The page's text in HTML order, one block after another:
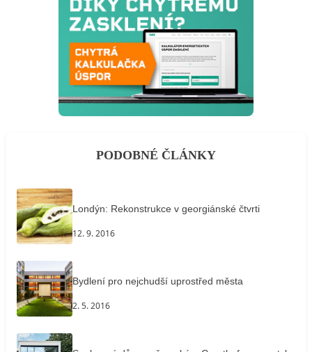
PODOBNÉ ČLÁNKY
Londýn: Rekonstrukce v georgiánské čtvrti
12. 9. 2016
Bydlení pro nejchudší uprostřed města
2. 5. 2016